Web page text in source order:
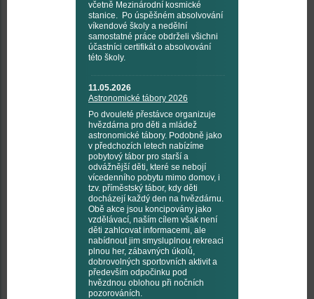
včetně Mezinárodní kosmické
stanice. Po úspěšném absolvování
víkendové školy a nedělní
samostatné práce obdrželi všichni
účastníci certifikát o absolvování
této školy.
11.05.2026
Astronomické tábory 2026
Po dvouleté přestávce organizuje
hvězdárna pro děti a mládež
astronomické tábory. Podobně jako
v předchozích letech nabízíme
pobytový tábor pro starší a
odvážnější děti, které se nebojí
vícedenního pobytu mimo domov, i
tzv. příměstský tábor, kdy děti
docházejí každý den na hvězdárnu.
Obě akce jsou koncipovány jako
vzdělávací, naším cílem však není
děti zahlcovat informacemi, ale
nabídnout jim smysluplnou rekreaci
plnou her, zábavných úkolů,
dobrovolných sportovních aktivit a
především odpočinku pod
hvězdnou oblohou při nočních
pozorováních.